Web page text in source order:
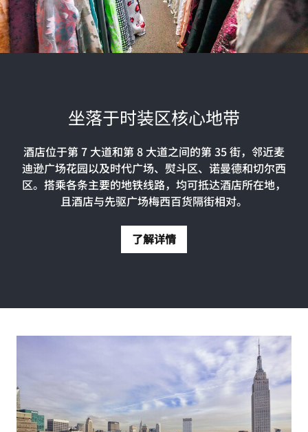
坐落于时装区核心地带
酒店位于第 7 大道和第 8 大道之间的第 35 街，邻近麦
迪逊广场花园以及时代广场、熨斗区、诺曼德和切尔西
区。搭乘各条主要的地铁线路，均可抵达酒店所在地，
且酒店与先驱广场梅西百货隔街相对。
了解详情